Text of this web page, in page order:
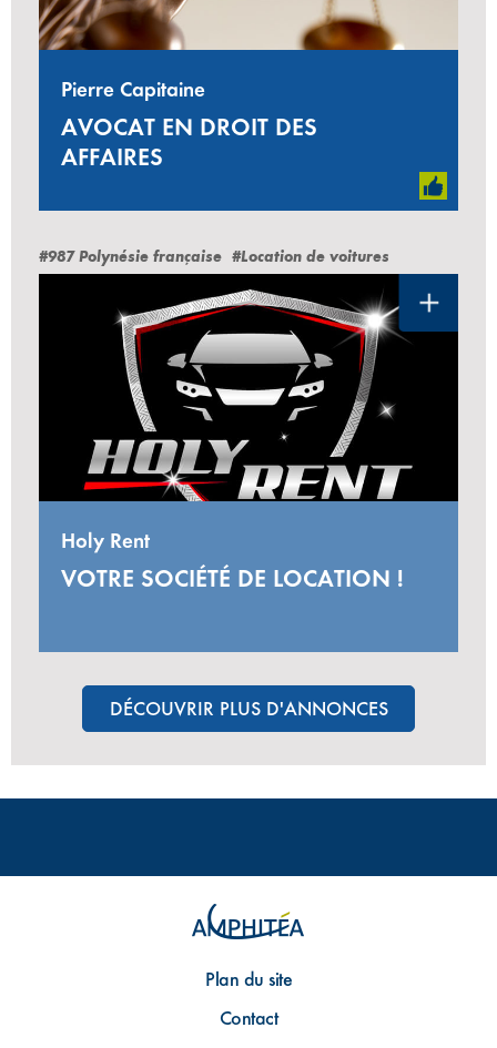
Pierre Capitaine
AVOCAT EN DROIT DES
AFFAIRES
#987 Polynésie française #Location de voitures
Holy Rent
VOTRE SOCIÉTÉ DE LOCATION !
DÉCOUVRIR PLUS D'ANNONCES
Plan du site
Contact